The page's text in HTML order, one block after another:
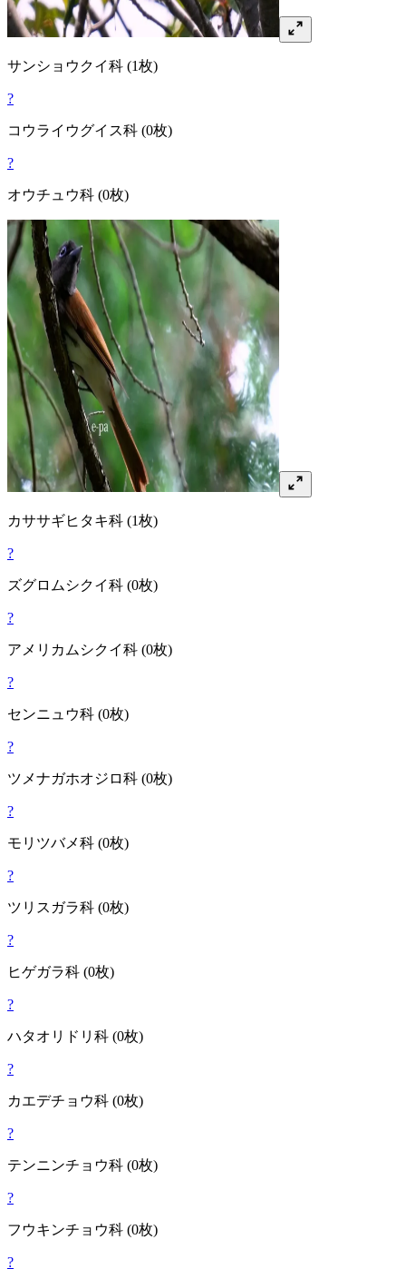
サンショウクイ科 (1枚)
?
コウライウグイス科 (0枚)
?
オウチュウ科 (0枚)
カササギヒタキ科 (1枚)
?
ズグロムシクイ科 (0枚)
?
アメリカムシクイ科 (0枚)
?
センニュウ科 (0枚)
?
ツメナガホオジロ科 (0枚)
?
モリツバメ科 (0枚)
?
ツリスガラ科 (0枚)
?
ヒゲガラ科 (0枚)
?
ハタオリドリ 科 (0枚)
?
カエデチョウ科 (0枚)
?
テンニンチョウ科 (0枚)
?
フウキンチョウ科 (0枚)
?